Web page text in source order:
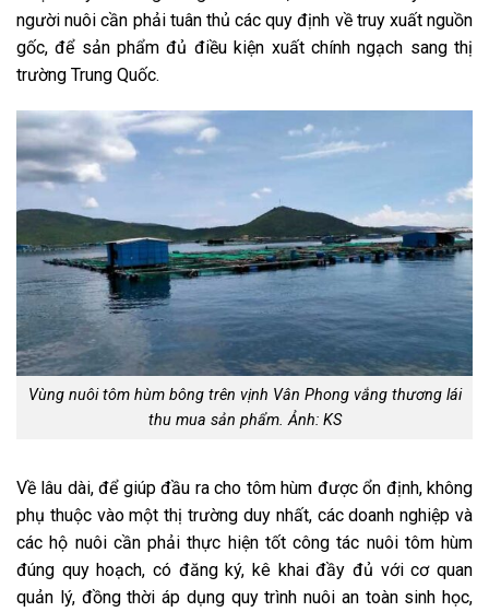
người nuôi cần phải tuân thủ các quy định về truy xuất nguồn
gốc, để sản phẩm đủ điều kiện xuất chính ngạch sang thị
trường Trung Quốc.
Vùng nuôi tôm hùm bông trên vịnh Vân Phong vắng thương lái
thu mua sản phẩm. Ảnh: KS
Về lâu dài, để giúp đầu ra cho tôm hùm được ổn định, không
phụ thuộc vào một thị trường duy nhất, các doanh nghiệp và
các hộ nuôi cần phải thực hiện tốt công tác nuôi tôm hùm
đúng quy hoạch, có đăng ký, kê khai đầy đủ với cơ quan
quản lý, đồng thời áp dụng quy trình nuôi an toàn sinh học,